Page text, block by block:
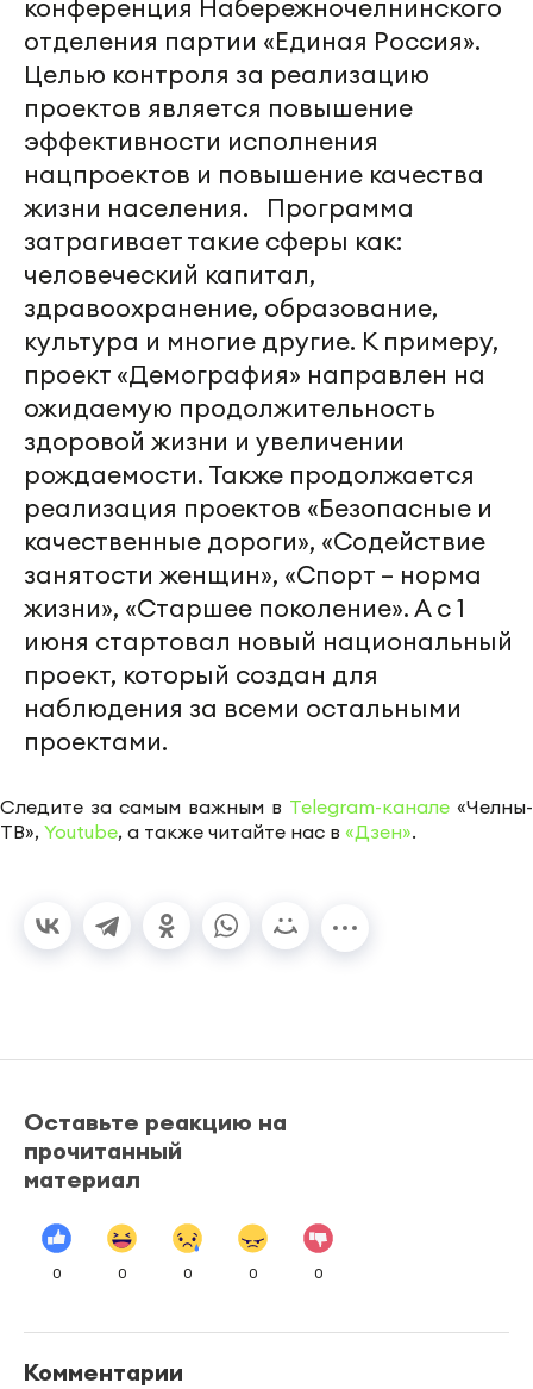
конференция Набережночелнинского
отделения партии «Единая Россия».
Целью контроля за реализацию
проектов является повышение
эффективности исполнения
нацпроектов и повышение качества
жизни населения. Программа
затрагивает такие сферы как:
человеческий капитал,
здравоохранение, образование,
культура и многие другие. К примеру,
проект «Демография» направлен на
ожидаемую продолжительность
здоровой жизни и увеличении
рождаемости. Также продолжается
реализация проектов «Безопасные и
качественные дороги», «Содействие
занятости женщин», «Спорт – норма
жизни», «Старшее поколение». А с 1
июня стартовал новый национальный
проект, который создан для
наблюдения за всеми остальными
проектами.
Следите за самым важным в Telegram-канале «Челны-
ТВ», Youtube, а также читайте нас в «Дзен».
Оставьте реакцию на
прочитанный
материал
0 0 0 0 0
Комментарии